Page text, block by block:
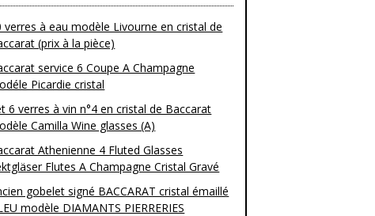
verres à eau modèle Livourne en cristal de
(prix à la pièce)
service 6 Coupe A Champagne
Picardie cristal
6 verres à vin n°4 en cristal de Baccarat
Camilla Wine glasses (A)
Athenienne 4 Fluted Glasses
Flutes A Champagne Cristal Gravé
gobelet signé BACCARAT cristal émaillé
modèle DIAMANTS PIERRERIES